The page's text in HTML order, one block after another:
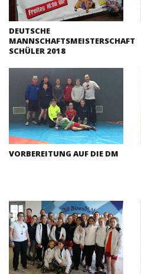
DEUTSCHE
MANNSCHAFTSMEISTERSCHAFT
SCHÜLER 2018
VORBEREITUNG AUF DIE DM